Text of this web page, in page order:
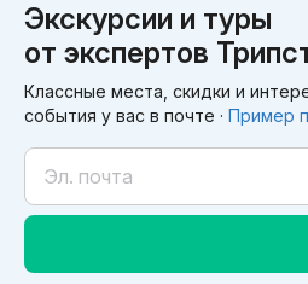
Экскурсии и туры
от экспертов
Классные места, скидки и
события у вас в почте · Пример